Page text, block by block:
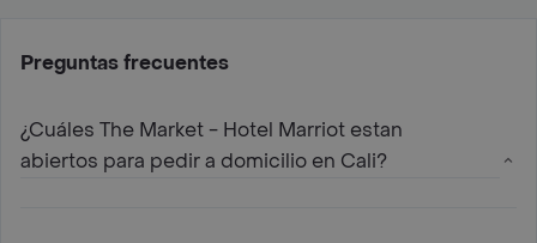
Preguntas frecuentes
¿Cuáles The Market - Hotel Marriot estan
abiertos para pedir a domicilio en Cali?